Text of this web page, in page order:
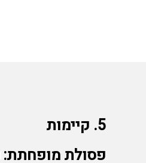
5. קיימות
פסולת מופחתת: